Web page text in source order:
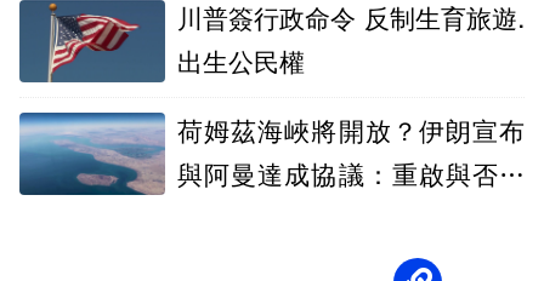
川普簽行政命令 反制生育旅遊.
出生公民權
荷姆茲海峽將開放？伊朗宣布
與阿曼達成協議：重啟與否取